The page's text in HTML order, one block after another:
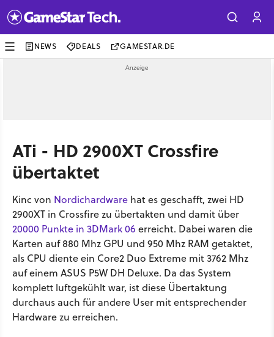
NEWS DEALS GAMESTAR.DE
ATi - HD 2900XT Crossfire
übertaktet
Kinc von Nordichardware hat es geschafft, zwei HD
2900XT in Crossfire zu übertakten und damit über
20000 Punkte in 3DMark 06 erreicht. Dabei waren die
Karten auf 880 Mhz GPU und 950 Mhz RAM getaktet,
als CPU diente ein Core2 Duo Extreme mit 3762 Mhz
auf einem ASUS P5W DH Deluxe. Da das System
komplett luftgekühlt war, ist diese Übertaktung
durchaus auch für andere User mit entsprechender
Hardware zu erreichen.